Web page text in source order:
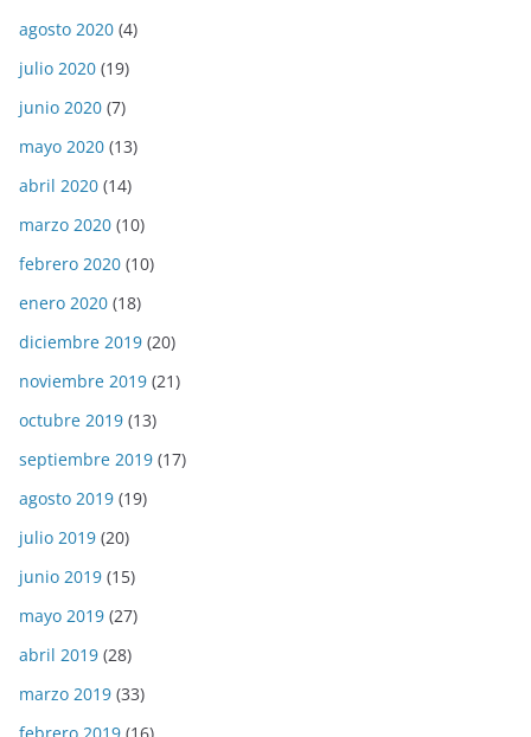
agosto 2020 (4)
julio 2020 (19)
junio 2020 (7)
mayo 2020 (13)
abril 2020 (14)
marzo 2020 (10)
febrero 2020 (10)
enero 2020 (18)
diciembre 2019 (20)
noviembre 2019 (21)
octubre 2019 (13)
septiembre 2019 (17)
agosto 2019 (19)
julio 2019 (20)
junio 2019 (15)
mayo 2019 (27)
abril 2019 (28)
marzo 2019 (33)